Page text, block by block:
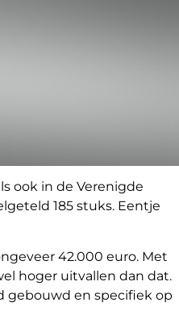
ook in de Verenigde
185 stuks. Eentje
42.000 euro. Met
hoger uitvallen dan dat.
gebouwd en specifiek op